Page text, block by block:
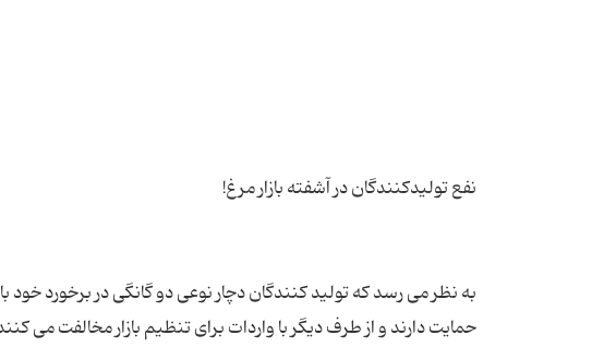
به نظر می رسد که تولید کنندگان دچار نوعی دو گانگی در برخورد خود